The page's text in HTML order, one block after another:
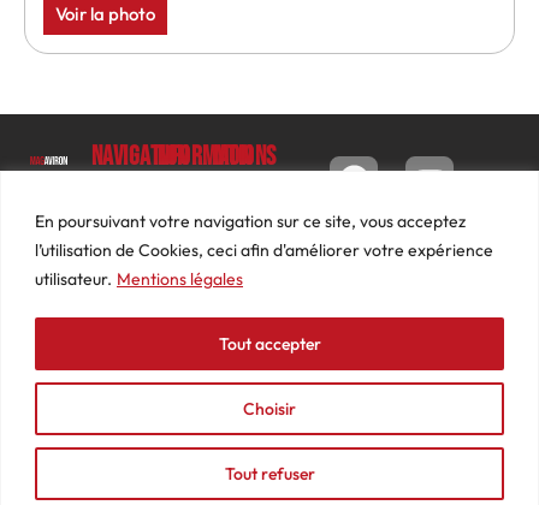
En poursuivant votre navigation sur ce site, vous acceptez
l’utilisation de Cookies, ceci afin d'améliorer votre expérience
utilisateur. Mentions légales
Choisir
Tout refuser
Tout accepter
Voir la photo
Luc
Barbier
69640
74
87
contact@mediasaviron.fr
Navigation
Le
Magazine
Photos
Actualités
Podcasts
Informations
Conditions
générales
de ventes
Mentions
légales
Mon
Tableau
de bord
Commandes
Adresses
Détails
du
compte